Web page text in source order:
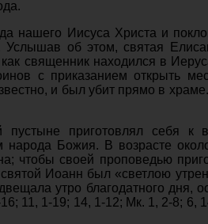
нашего Иисуса Христа и
Услышав об этом, святая
священник находился в
с приказанием открыть
и был убит прямо в
приготовлял себя к
народа Божия. В возрасте
чтобы своей проповедью
Иоанн был «светлою
утро благодатного
11, 1-19; 14, 1-12; Мк. 1, 2-8; 6,